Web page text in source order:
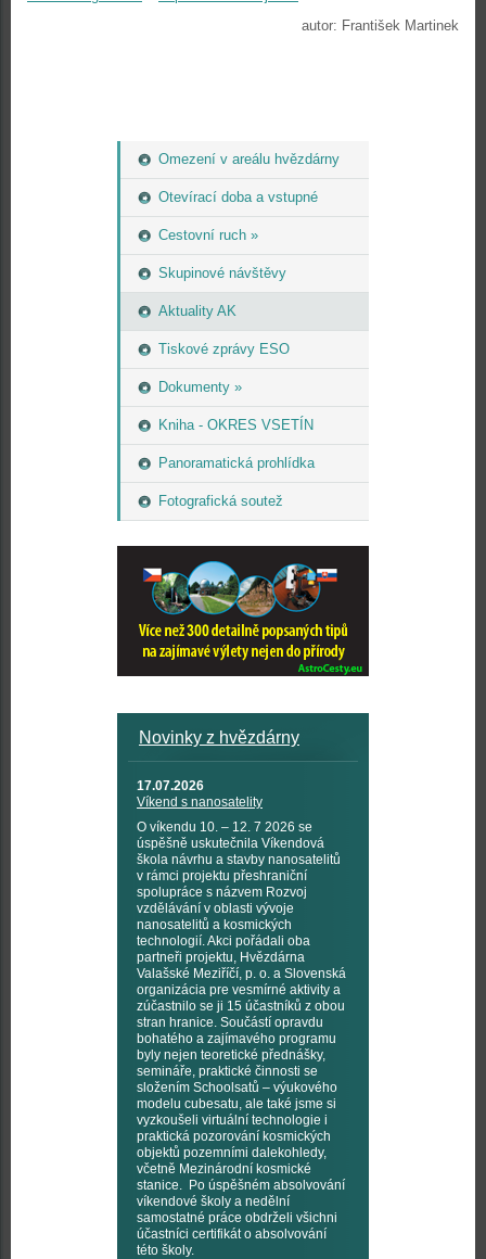
Omezení v areálu hvězdárny
Otevírací doba a vstupné
Cestovní ruch »
Skupinové návštěvy
Aktuality AK
Tiskové zprávy ESO
Dokumenty »
Kniha - OKRES VSETÍN
Panoramatická prohlídka
Fotografická soutež
Novinky z hvězdárny
17.07.2026
Víkend s nanosatelity
O víkendu 10. – 12. 7 2026 se
úspěšně uskutečnila Víkendová
škola návrhu a stavby nanosatelitů
v rámci projektu přeshraniční
spolupráce s názvem Rozvoj
vzdělávání v oblasti vývoje
nanosatelitů a kosmických
technologií. Akci pořádali oba
partneři projektu, Hvězdárna
Valašské Meziříčí, p. o. a Slovenská
organizácia pre vesmírné aktivity a
zúčastnilo se ji 15 účastníků z obou
stran hranice. Součástí opravdu
bohatého a zajímavého programu
byly nejen teoretické přednášky,
semináře, praktické činnosti se
složením Schoolsatů – výukového
modelu cubesatu, ale také jsme si
vyzkoušeli virtuální technologie i
praktická pozorování kosmických
objektů pozemními dalekohledy,
včetně Mezinárodní kosmické
stanice. Po úspěšném absolvování
víkendové školy a nedělní
samostatné práce obdrželi všichni
účastníci certifikát o absolvování
této školy.
autor: František Martinek